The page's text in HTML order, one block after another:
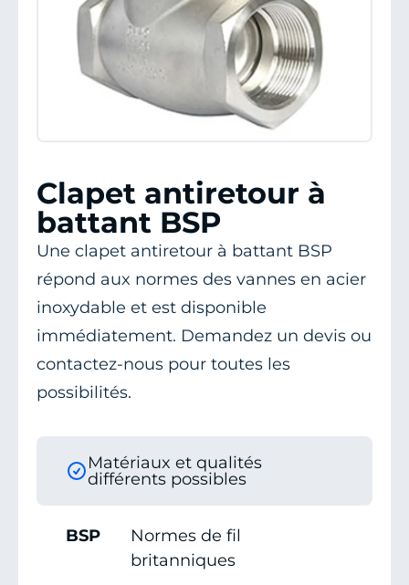
Clapet antiretour à
battant BSP
Une clapet antiretour à battant BSP
répond aux normes des vannes en acier
inoxydable et est disponible
immédiatement. Demandez un devis ou
contactez-nous pour toutes les
possibilités.
Matériaux et qualités
différents possibles
BSP
Normes de fil
britanniques